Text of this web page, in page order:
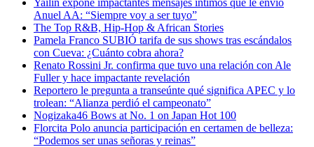
Yailin expone impactantes mensajes íntimos que le envió
Anuel AA: “Siempre voy a ser tuyo”
The Top R&B, Hip-Hop & African Stories
Pamela Franco SUBIÓ tarifa de sus shows tras escándalos
con Cueva: ¿Cuánto cobra ahora?
Renato Rossini Jr. confirma que tuvo una relación con Ale
Fuller y hace impactante revelación
Reportero le pregunta a transeúnte qué significa APEC y lo
trolean: “Alianza perdió el campeonato”
Nogizaka46 Bows at No. 1 on Japan Hot 100
Florcita Polo anuncia participación en certamen de belleza:
“Podemos ser unas señoras y reinas”